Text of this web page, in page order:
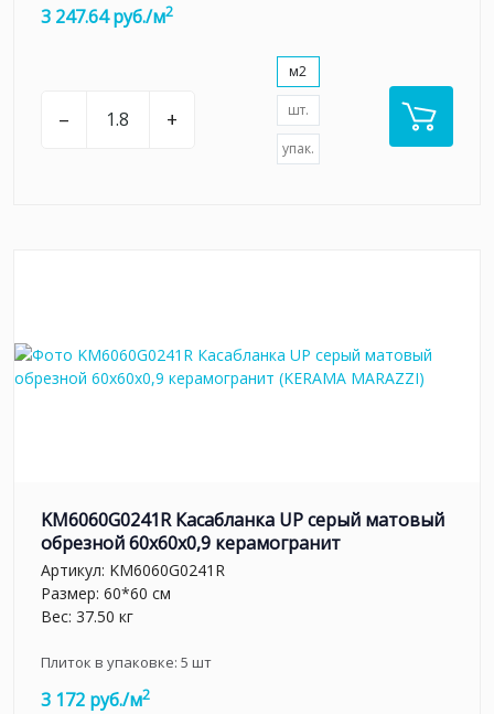
3 247.64 руб./м2
– +
м2
шт.
упак.
KM6060G0241R Касабланка UP серый матовый
обрезной 60x60x0,9 керамогранит
Артикул: KM6060G0241R
Размер: 60*60 см
Вес: 37.50 кг
Плиток в упаковке: 5 шт
3 172 руб./м2